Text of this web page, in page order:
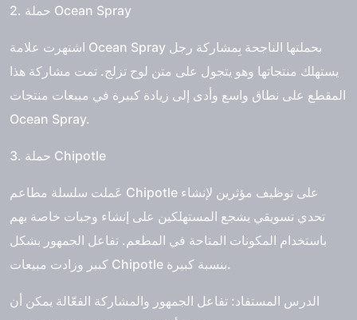
2. حملة Ocean Spray
اشتهرت علامة Ocean Spray بحملتها الناجحة بِمشاركة رجل
يستهلك منتجاتها وهو يتجول على متن لوح تزلج. تمت مشاركة هذا
المقطع على نطاق واسع وأدى إلى زيادة كبيرة في مبيعات منتجات
Ocean Spray.
3. حملة Chipotle
عَملت سلسلة مطاعم Chipotle على توظيف مؤثرين لإنشاء
تحدي تسويقي يشجع المستهلكين على إنشاء وجبات خاصة بهم
باستخدام المكونات المتاحة في المطعم. تفاعل الجمهور بشكل
كبير وزادت مبيعات Chipotle بنسبة كبيرة.
الدرس المستفاد: تفاعل الجمهور والمشاركة الفعّالة يمكن أن